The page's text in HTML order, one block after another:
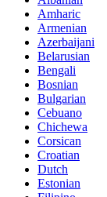
Amharic
Armenian
Azerbaijani
Belarusian
Bengali
Bosnian
Bulgarian
Cebuano
Chichewa
Corsican
Croatian
Dutch
Estonian